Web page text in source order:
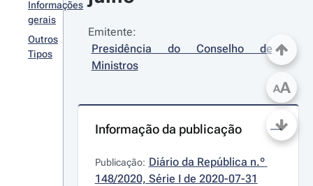
Informações
gerais
Outros
Tipos
Emitente:
Presidência do Conselho de
Ministros
Informação da publicação
Publicação: Diário da República n.º
148/2020, Série I de 2020-07-31
AA